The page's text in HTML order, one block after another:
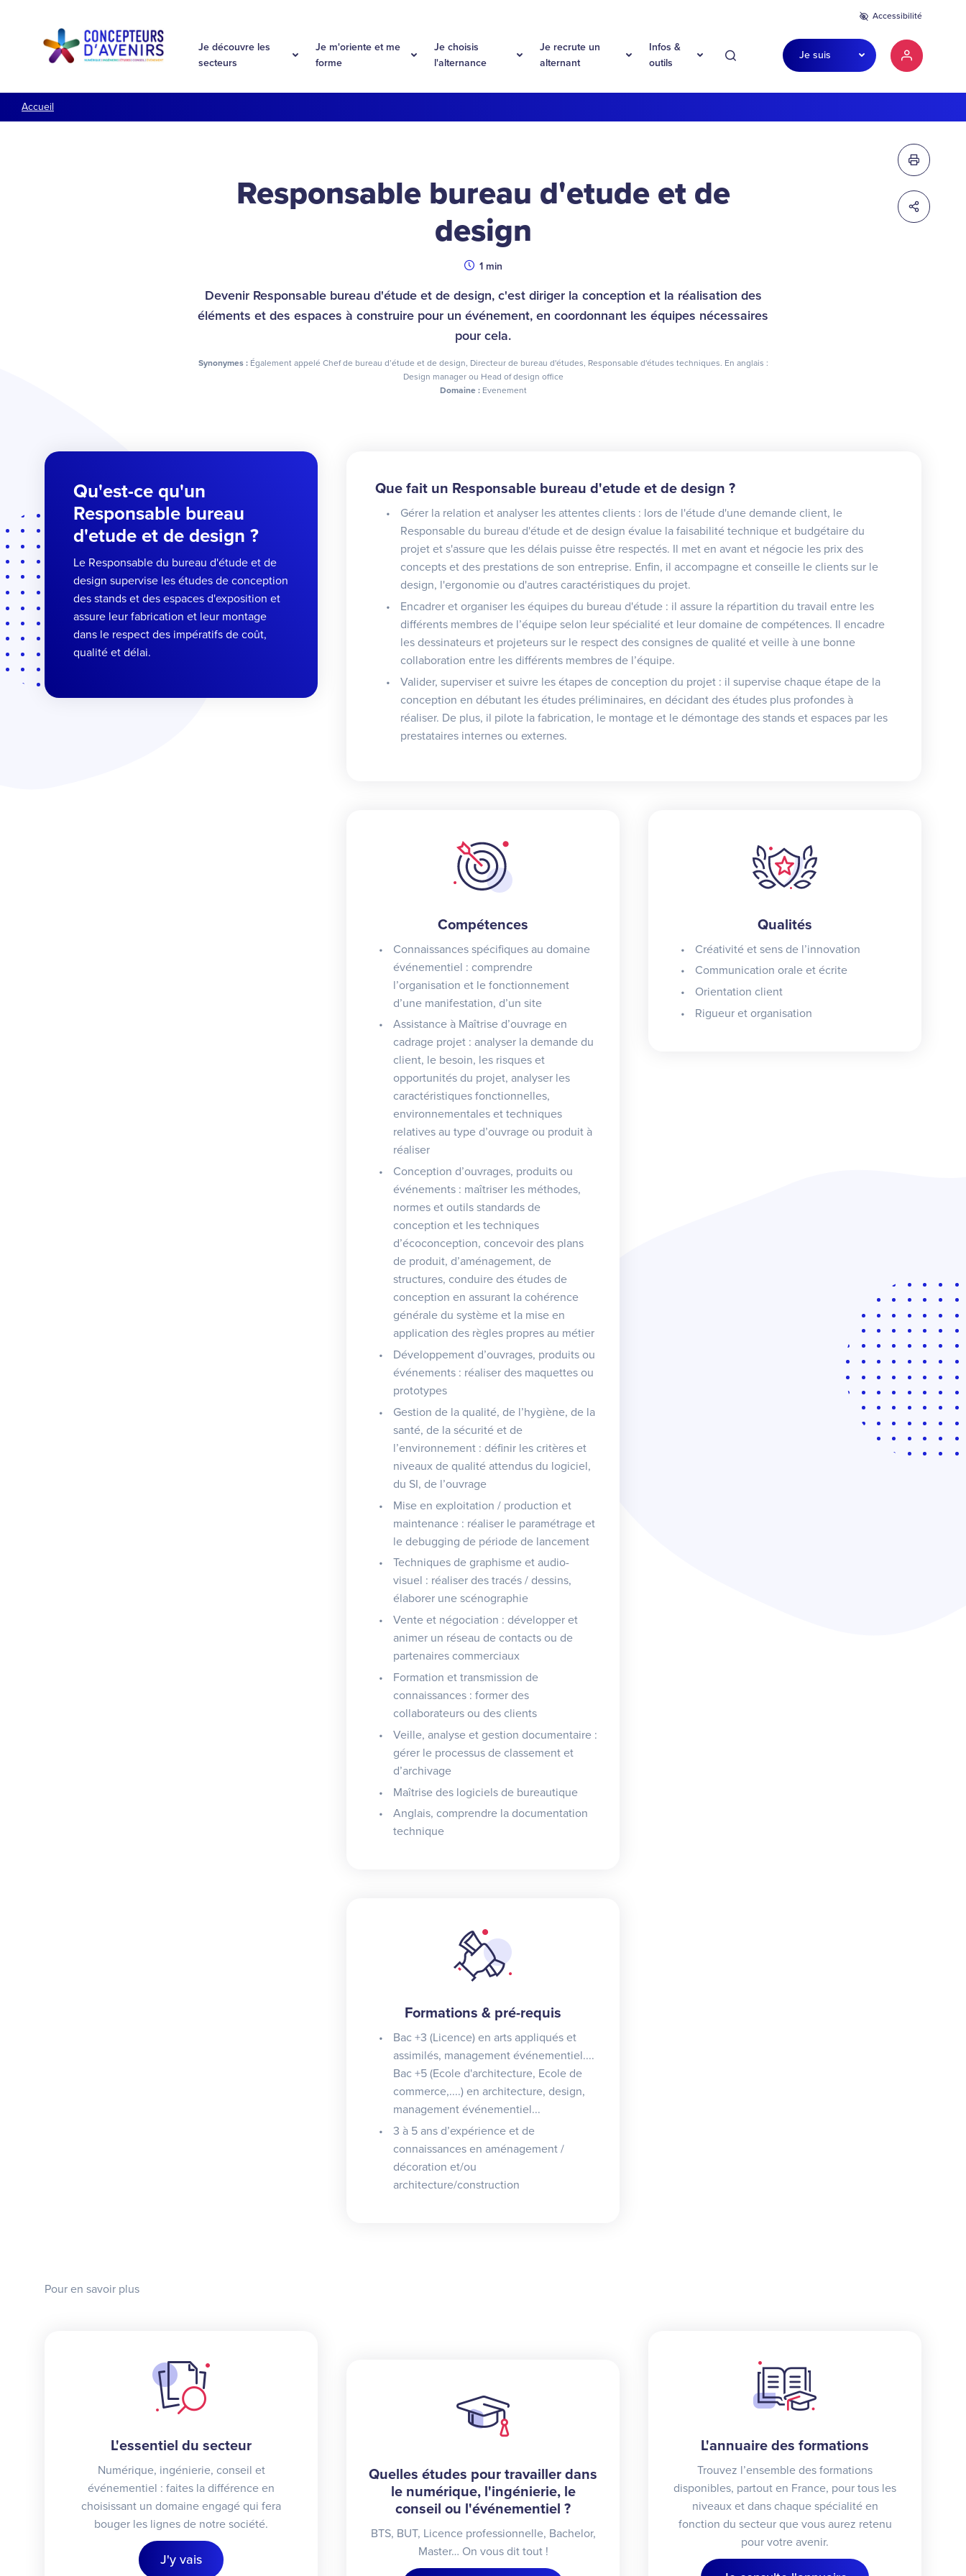
Recherche
Je découvre les
secteurs
Je m'oriente et me
forme
Je choisis
l'alternance
Je recrute un
alternant
Infos &
outils
Je suis Mon compte
Accessibilité
Accueil
Responsable bureau d'etude et de
design
Durée
1 min
Devenir Responsable bureau d'étude et de design, c'est diriger la conception et la réalisation des
éléments et des espaces à construire pour un événement, en coordonnant les équipes nécessaires
pour cela.
Synonymes : Également appelé Chef de bureau d’étude et de design, Directeur de bureau d'études, Responsable d'études techniques. En anglais :
Design manager ou Head of design office
Domaine : Evenement
Qu'est-ce qu'un
Responsable bureau
d'etude et de design ?
Le Responsable du bureau d'étude et de
design supervise les études de conception
des stands et des espaces d'exposition et
assure leur fabrication et leur montage
dans le respect des impératifs de coût,
qualité et délai.
Que fait un Responsable bureau d'etude et de design ?
Gérer la relation et analyser les attentes clients : lors de l'étude d'une demande client, le
Responsable du bureau d'étude et de design évalue la faisabilité technique et budgétaire du
projet et s'assure que les délais puisse être respectés. Il met en avant et négocie les prix des
concepts et des prestations de son entreprise. Enfin, il accompagne et conseille le clients sur le
design, l'ergonomie ou d'autres caractéristiques du projet.
Encadrer et organiser les équipes du bureau d'étude : il assure la répartition du travail entre les
différents membres de l’équipe selon leur spécialité et leur domaine de compétences. Il encadre
les dessinateurs et projeteurs sur le respect des consignes de qualité et veille à une bonne
collaboration entre les différents membres de l’équipe.
Valider, superviser et suivre les étapes de conception du projet : il supervise chaque étape de la
conception en débutant les études préliminaires, en décidant des études plus profondes à
réaliser. De plus, il pilote la fabrication, le montage et le démontage des stands et espaces par les
prestataires internes ou externes.
Compétences
Connaissances spécifiques au domaine
événementiel : comprendre
l’organisation et le fonctionnement
d’une manifestation, d’un site
Assistance à Maîtrise d’ouvrage en
cadrage projet : analyser la demande du
client, le besoin, les risques et
opportunités du projet, analyser les
caractéristiques fonctionnelles,
environnementales et techniques
relatives au type d’ouvrage ou produit à
réaliser
Conception d’ouvrages, produits ou
événements : maîtriser les méthodes,
normes et outils standards de
conception et les techniques
d’écoconception, concevoir des plans
de produit, d’aménagement, de
structures, conduire des études de
conception en assurant la cohérence
générale du système et la mise en
application des règles propres au métier
Développement d’ouvrages, produits ou
événements : réaliser des maquettes ou
prototypes
Gestion de la qualité, de l’hygiène, de la
santé, de la sécurité et de
l’environnement : définir les critères et
niveaux de qualité attendus du logiciel,
du SI, de l’ouvrage
Mise en exploitation / production et
maintenance : réaliser le paramétrage et
le debugging de période de lancement
Techniques de graphisme et audio-
visuel : réaliser des tracés / dessins,
élaborer une scénographie
Vente et négociation : développer et
animer un réseau de contacts ou de
partenaires commerciaux
Formation et transmission de
connaissances : former des
collaborateurs ou des clients
Veille, analyse et gestion documentaire :
gérer le processus de classement et
d’archivage
Maîtrise des logiciels de bureautique
Anglais, comprendre la documentation
technique
Formations & pré-requis
Bac +3 (Licence) en arts appliqués et
assimilés, management événementiel....
Bac +5 (Ecole d'architecture, Ecole de
commerce,....) en architecture, design,
management événementiel...
3 à 5 ans d’expérience et de
connaissances en aménagement /
décoration et/ou
architecture/construction
Qualités
Créativité et sens de l’innovation
Communication orale et écrite
Orientation client
Rigueur et organisation
Imprimer
Partager
Pour en savoir plus
L'essentiel du secteur
Numérique, ingénierie, conseil et
événementiel : faites la différence en
choisissant un domaine engagé qui fera
bouger les lignes de notre société.
J'y vais
Quelles études pour travailler dans
le numérique, l'ingénierie, le
conseil ou l'événementiel ?
BTS, BUT, Licence professionnelle, Bachelor,
Master… On vous dit tout !
L'annuaire des formations
Trouvez l’ensemble des formations
disponibles, partout en France, pour tous les
niveaux et dans chaque spécialité en
fonction du secteur que vous aurez retenu
pour votre avenir.